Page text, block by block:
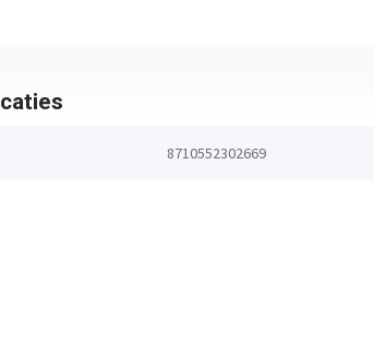
8710552302669